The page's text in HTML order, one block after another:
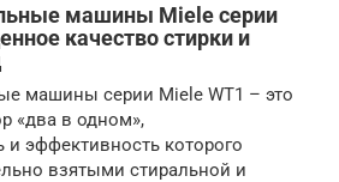
машины Miele серии
качество стирки и
машины серии Miele WT1 – это
«два в одном»,
и эффективность которого
взятыми стиральной и